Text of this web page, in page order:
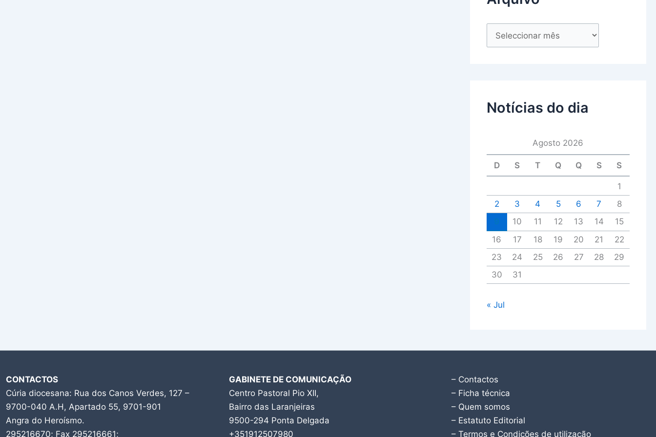
Notícias do dia
Agosto 2026
D S T Q Q S S
1
2
3 4 5 6 7
8
10 11 12 13 14
15
16
17 18 19 20 21
22
23
24 25 26 27 28
29
30
31
« Jul
CONTACTOS
Cúria diocesana: Rua dos Canos Verdes, 127 –
9700-040 A.H, Apartado 55, 9701-901
Angra do Heroísmo.
295216670; Fax 295216661;
GABINETE DE COMUNICAÇÃO
Centro Pastoral Pio XII,
Bairro das Laranjeiras
9500-294 Ponta Delgada
+351912507980
– Contactos
– Ficha técnica
– Quem somos
– Estatuto Editorial
– Termos e Condições de utilização